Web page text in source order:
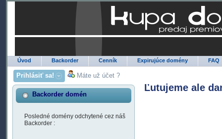
Úvod Backorder Cenník Expirujúce domény FAQ
Prihlásiť sa! Máte už účet ?
Backorder domén
Posledné domény odchytené cez náš
Backorder :
Ľutujeme ale